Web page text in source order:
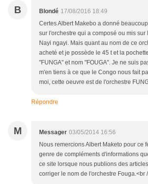
B Blondé 17/08/2016 18:49
Certes Albert Makebo a donné
sur l'orchestre qui a composé ou mis sur
Nayi ngayi. Mais quant au nom de ce
acheté et je possède le 45 t et la
"FUNGA" et nom "FOUGA". Je ne suis
m'en tiens à ce que le Congo nous fait
moi, cette oeuvre est de l'orchestre
Répondre
M Messager 03/05/2014 16:56
Nous remercions Albert Maketo pour ce
genre de compléments d'informations
ce site lorsque nous publions des
corriger le nom de l'orchestre Fouga.<br